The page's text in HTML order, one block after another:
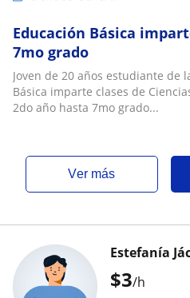
Educación Básica
7mo grado
Joven de 20 años estudiante de
Básica imparte clases de
2do año hasta 7mo grado...
ver más
$3/h
Estefanía